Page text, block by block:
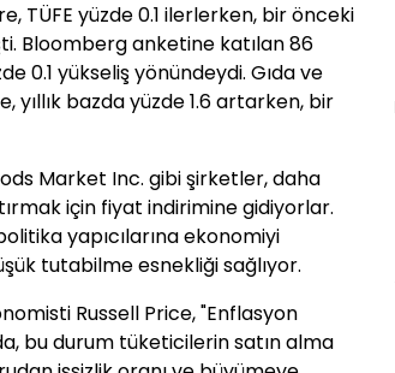
TÜFE yüzde 0.1 ilerlerken, bir önceki
Bloomberg anketine katılan 86
0.1 yükseliş yönündeydi. Gıda ve
yıllık bazda yüzde 1.6 artarken, bir
Market Inc. gibi şirketler, daha
için fiyat indirimine gidiyorlar.
yapıcılarına ekonomiyi
tutabilme esnekliği sağlıyor.
Russell Price, "Enflasyon
bu durum tüketicilerin satın alma